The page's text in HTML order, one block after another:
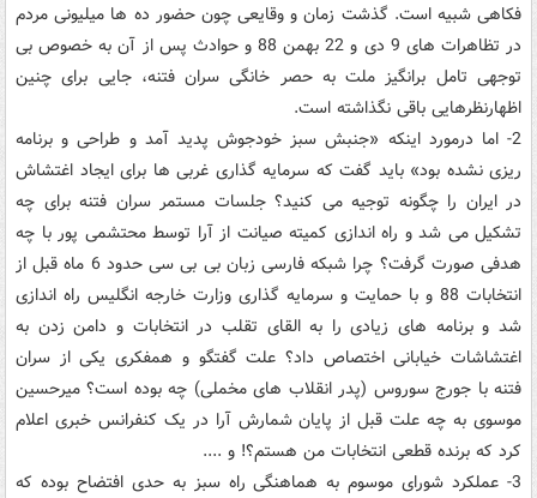
فکاهی شبیه است. گذشت زمان و وقایعی چون حضور ده ها میلیونی مردم
در تظاهرات های 9 دی و 22 بهمن 88 و حوادث پس از آن به خصوص بی
توجهی تامل برانگیز ملت به حصر خانگی سران فتنه، جایی برای چنین
اظهارنظرهایی باقی نگذاشته است.
2- اما درمورد اینکه «جنبش سبز خودجوش پدید آمد و طراحی و برنامه
ریزی نشده بود» باید گفت که سرمایه گذاری غربی ها برای ایجاد اغتشاش
در ایران را چگونه توجیه می کنید؟ جلسات مستمر سران فتنه برای چه
تشکیل می شد و راه اندازی کمیته صیانت از آرا توسط محتشمی پور با چه
هدفی صورت گرفت؟ چرا شبکه فارسی زبان بی بی سی حدود 6 ماه قبل از
انتخابات 88 و با حمایت و سرمایه گذاری وزارت خارجه انگلیس راه اندازی
شد و برنامه های زیادی را به القای تقلب در انتخابات و دامن زدن به
اغتشاشات خیابانی اختصاص داد؟ علت گفتگو و همفکری یکی از سران
فتنه با جورج سوروس (پدر انقلاب های مخملی) چه بوده است؟ میرحسین
موسوی به چه علت قبل از پایان شمارش آرا در یک کنفرانس خبری اعلام
کرد که برنده قطعی انتخابات من هستم؟! و ....
3- عملکرد شورای موسوم به هماهنگی راه سبز به حدی افتضاح بوده که